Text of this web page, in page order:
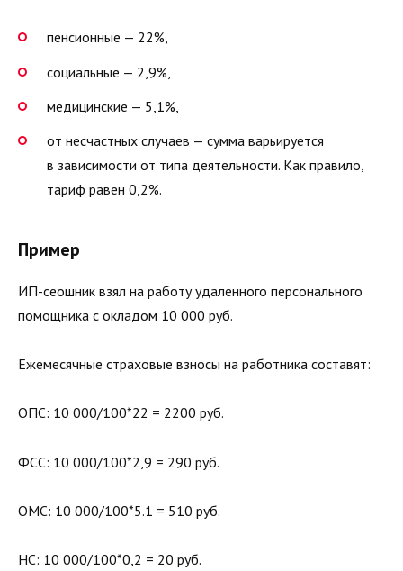
пенсионные — 22%,
социальные — 2,9%,
медицинские — 5,1%,
от несчастных случаев — сумма варьируется
в зависимости от типа деятельности. Как правило,
тариф равен 0,2%.
Пример
ИП-сеошник взял на работу удаленного персонального
помощника с окладом 10 000 руб.
Ежемесячные страховые взносы на работника составят:
ОПС: 10 000/100*22 = 2200 руб.
ФСС: 10 000/100*2,9 = 290 руб.
ОМС: 10 000/100*5.1 = 510 руб.
НС: 10 000/100*0,2 = 20 руб.